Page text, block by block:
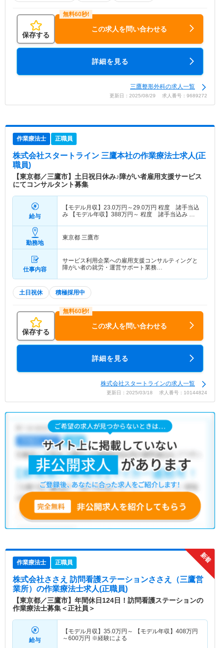
保存する
この求人を問い合わせる
詳細を見る
三鷹整形外科の求人一覧
更新日：2025/08/29 求人番号：9689272
作業療法士 正職員
株式会社スタートライン 三鷹本社の作業療法士求人(正
職員)
【東京都／三鷹市】土日祝日休み♪障がい者雇用支援サービス
にてコンサルタント募集
給与
【モデル月収】 23.0万円～29.0万円 程度 諸手当込
み 【モデル年収】 388万円～ 程度 諸手当込み 一
勤務地
東京都 三鷹市
仕事内容
サービス利用企業への雇用支援コンサルティングと
障がい者の就労・運営サポート業務…
土日祝休 積極採用中
保存する
この求人を問い合わせる
詳細を見る
株式会社スタートラインの求人一覧
更新日：2025/03/18 求人番号：10144824
作業療法士 正職員
株式会社ささえ 訪問看護ステーションささえ（三鷹営
業所） の作業療法士求人(正職員)
【東京都／三鷹市】年間休日124日！訪問看護ステーションの
作業療法士募集＜正社員＞
給与
【モデル月収】 35.0万円～ 【モデル年収】 408万円
～600万円 ※経験による